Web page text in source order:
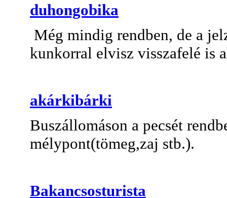
duhongobika
Még mindig rendben, de a
kunkorral elvisz visszafelé is
akárkibárki
Buszállomáson a pecsét
mélypont(tömeg,zaj stb.).
Bakancsosturista